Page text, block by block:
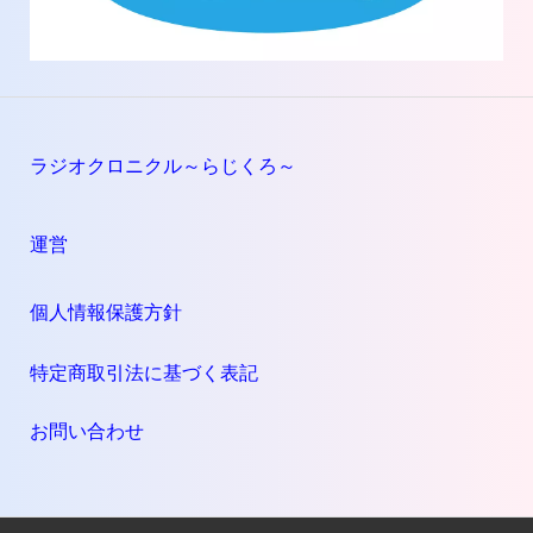
ラジオクロニクル～らじくろ～
運営
個人情報保護方針
特定商取引法に基づく表記
お問い合わせ